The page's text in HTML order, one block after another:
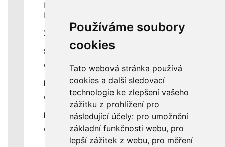
Používáme soubory
cookies
Tato webová stránka používá
cookies a další sledovací
technologie ke zlepšení vašeho
zážitku z prohlížení pro
následující účely: pro umožnění
základní funkčnosti webu, pro
lepší zážitek z webu, pro měření
Kontakty
Historie a současnost
ZÁKLADNÍ ÚDAJE
SLUŽBY
Ceník servisních prací
DŮLEŽITÉ INFORMACE
Ochrana osobních údajů
RYCHLÉ ODKAZY
Odstoupení od smlouvy